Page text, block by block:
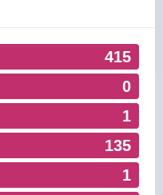
415
0
1
135
1